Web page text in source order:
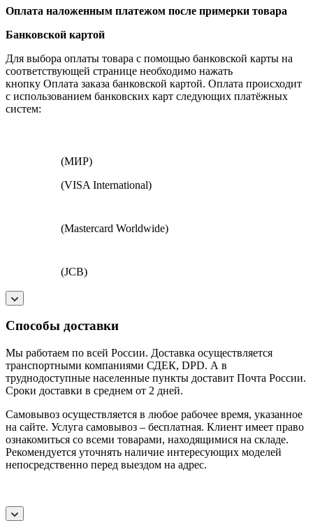
Оплата наложенным платежом после примерки товара
Банковской картой
Для выбора оплаты товара с помощью банковской карты на
соответствующей странице необходимо нажать
кнопку Оплата заказа банковской картой. Оплата происходит
с использованием банковских карт следующих платёжных
систем:
(МИР)
(VISA International)
(Mastercard Worldwide)
(JCB)
Способы доставки
Мы работаем по всей России. Доставка осуществляется
транспортными компаниями СДЕК, DPD. А в
труднодоступные населенные пункты доставит Почта России.
Сроки доставки в среднем от 2 дней.
Самовывоз осуществляется в любое рабочее время, указанное
на сайте. Услуга самовывоз – бесплатная. Клиент имеет право
ознакомиться со всеми товарами, находящимися на складе.
Рекомендуется уточнять наличие интересующих моделей
непосредственно перед выездом на адрес.